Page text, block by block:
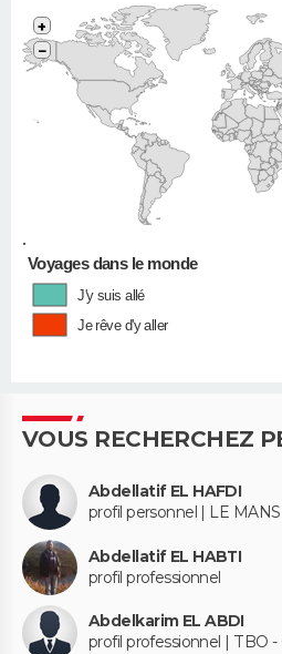
•
+
−
Voyages dans le monde
J'y suis allé
Je rêve d'y aller
VOUS RECHERCHEZ
Abdellatif EL HAFDI
profil personnel | LE MANS
Abdellatif EL HABTI
profil professionnel
Abdelkarim EL ABDI
profil professionnel | TBO